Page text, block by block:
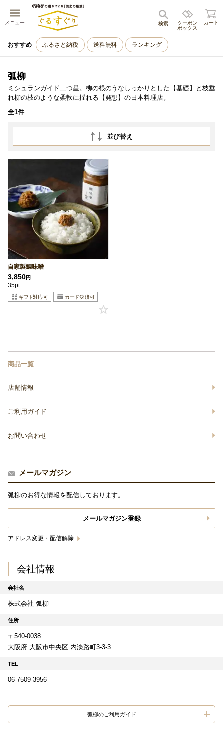
メニュー
キャンセル
クーポン
ボックス
検索 カート
おすすめ ふるさと納税 送料無料 ランキング
弧柳
ミシュランガイド二つ星。柳の根のうなしっかりとした【基礎】と枝垂
れ柳の枝のような柔軟に揺れる【発想】の日本料理店。
全1件
並び替え
自家製鯛味噌
3,850円
35pt
商品一覧
店舗情報
ご利用ガイド
お問い合わせ
メールマガジン
弧柳のお得な情報を配信しております。
メールマガジン登録
アドレス変更・配信解除
会社情報
会社名
株式会社 弧柳
住所
〒540-0038
大阪府 大阪市中央区 内淡路町3-3-3
TEL
06-7509-3956
弧柳のご利用ガイド